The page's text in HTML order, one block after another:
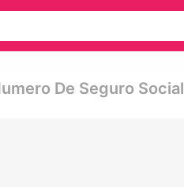
De Seguro Social